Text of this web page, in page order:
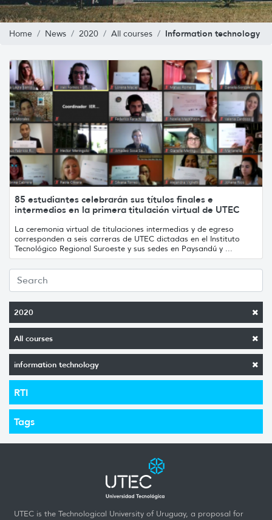
Home News 2020 All courses Information technology
2020
All courses
information technology
RTI
Tags
85 estudiantes celebrarán sus títulos finales e
intermedios en la primera titulación virtual de UTEC
La ceremonia virtual de titulaciones intermedias y de egreso
corresponden a seis carreras de UTEC dictadas en el Instituto
Tecnológico Regional Suroeste y sus sedes en Paysandú y ...
UTEC is the Technological University of Uruguay, a proposal for